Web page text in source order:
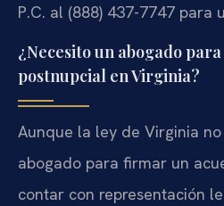
P.C. al (888) 437-7747 para
¿Necesito un abogado
postnupcial en Virginia?
Aunque la ley de Virginia
abogado para firmar un
contar con representación